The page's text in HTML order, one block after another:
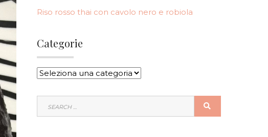
Riso rosso thai con cavolo nero e robiola
Categorie
CATEGORIE